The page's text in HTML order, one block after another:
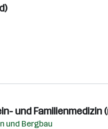
und Familienmedizin
und Bergbau